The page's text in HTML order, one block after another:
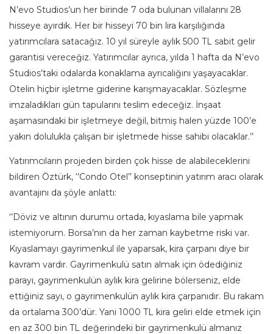
N’evo Studios’un her birinde 7 oda bulunan villalarını 28
hisseye ayırdık. Her bir hisseyi 70 bin lira karşılığında
yatırımcılara satacağız. 10 yıl süreyle aylık 500 TL sabit gelir
garantisi vereceğiz. Yatırımcılar ayrıca, yılda 1 hafta da N’evo
Studios’taki odalarda konaklama ayrıcalığını yaşayacaklar.
Otelin hiçbir işletme giderine karışmayacaklar. Sözleşme
imzaladıkları gün tapularını teslim edeceğiz. İnşaat
aşamasındaki bir işletmeye değil, bitmiş halen yüzde 100’e
yakın dolulukla çalışan bir işletmede hisse sahibi olacaklar.’’
Yatırımcıların projeden birden çok hisse de alabileceklerini
bildiren Öztürk, ‘’Condo Otel’’ konseptinin yatırım aracı olarak
avantajını da şöyle anlattı:
‘’Döviz ve altının durumu ortada, kıyaslama bile yapmak
istemiyorum. Borsa’nın da her zaman kaybetme riski var.
Kıyaslamayı gayrimenkul ile yaparsak, kira çarpanı diye bir
kavram vardır. Gayrimenkulü satın almak için ödediğiniz
parayı, gayrimenkulün aylık kira gelirine bölerseniz, elde
ettiğiniz sayı, o gayrimenkulün aylık kira çarpanıdır. Bu rakam
da ortalama 300’dür. Yani 1000 TL kira geliri elde etmek için
en az 300 bin TL değerindeki bir gayrimenkulü almanız